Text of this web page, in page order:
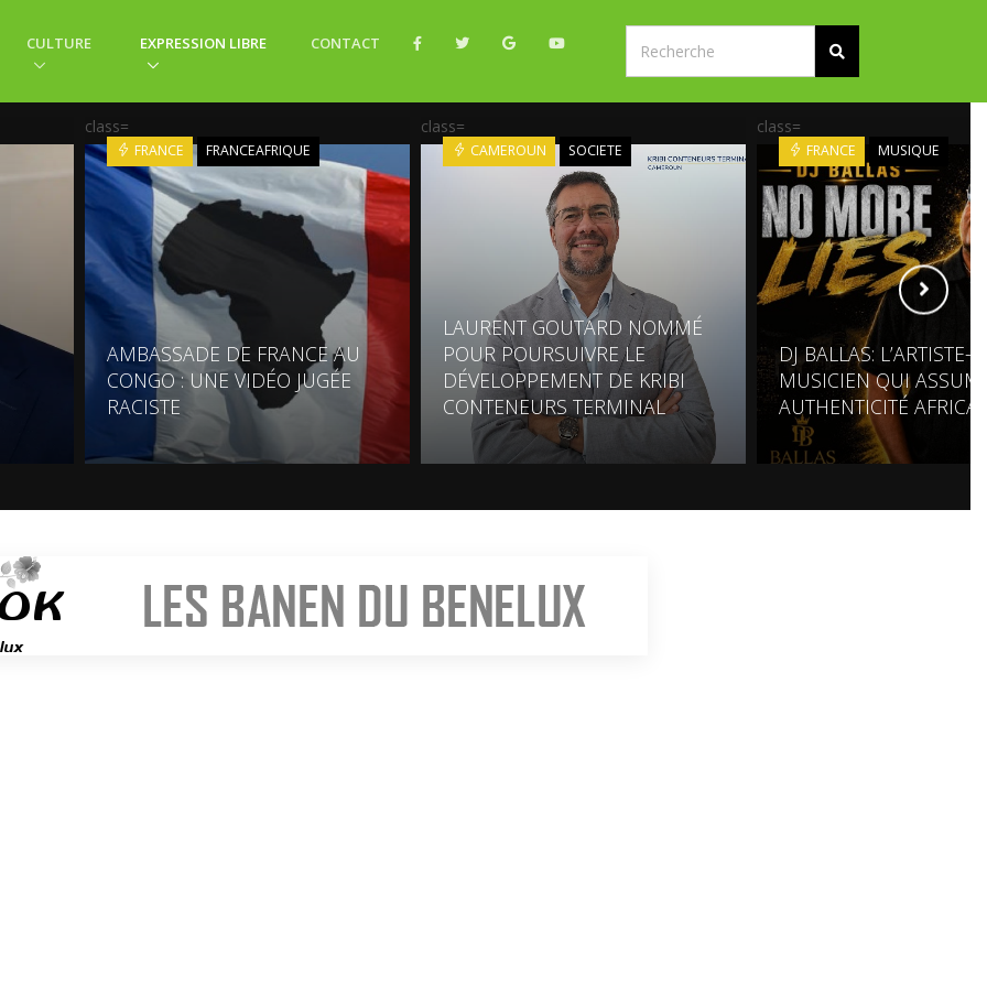
CULTURE EXPRESSION LIBRE CONTACT
class=
FRANCE FRANCEAFRIQUE
AMBASSADE DE FRANCE AU
CONGO : UNE VIDÉO JUGÉE
RACISTE
class=
CAMEROUN SOCIETE
LAURENT GOUTARD NOMMÉ
POUR POURSUIVRE LE
DÉVELOPPEMENT DE KRIBI
CONTENEURS TERMINAL
class=
FRANCE MUSIQUE
DJ BALLAS: L’ARTISTE-
MUSICIEN QUI
AUTHENTICITÉ